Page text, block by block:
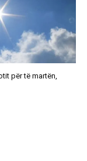
për të martën,